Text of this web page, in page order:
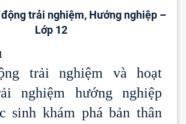
trải nghiệm, Hướng nghiệp –
Lớp 12
trải nghiệm và hoạt
nghiệm hướng nghiệp
sinh khám phá bản thân